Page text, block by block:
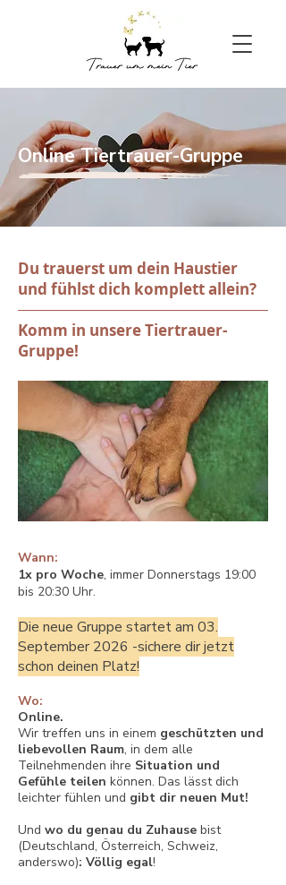
Online Tiertrauer-Gruppe
Du trauerst um dein Haustier
und fühlst dich komplett allein?
Komm in unsere Tiertrauer-
Gruppe!
Wann:
1x pro Woche, immer Donnerstags 19:00
bis 20:30 Uhr.
Die neue Gruppe startet am 03.
September 2026 -sichere dir jetzt
schon deinen Platz!
Wo:
Online.
Wir treffen uns in einem geschützten und
liebevollen Raum, in dem alle
Teilnehmenden ihre Situation und
Gefühle teilen können. Das lässt dich
leichter fühlen und gibt dir neuen Mut!
Und wo du genau du Zuhause bist
(Deutschland, Österreich, Schweiz,
anderswo): Völlig egal!